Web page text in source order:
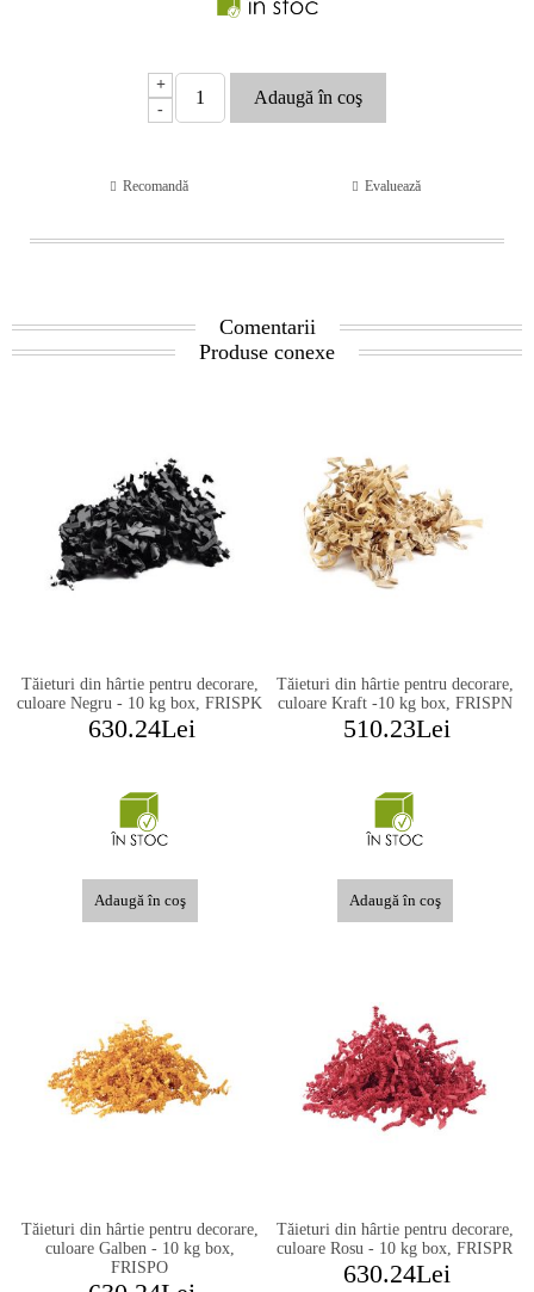
+
-
Recomandă Evaluează
Comentarii
Produse conexe
Tăieturi din hârtie pentru decorare,
culoare Negru - 10 kg box, FRISPK
630.24Lei
Tăieturi din hârtie pentru decorare,
culoare Kraft -10 kg box, FRISPN
510.23Lei
Tăieturi din hârtie pentru decorare,
culoare Galben - 10 kg box,
FRISPO
Tăieturi din hârtie pentru decorare,
culoare Rosu - 10 kg box, FRISPR
630.24Lei